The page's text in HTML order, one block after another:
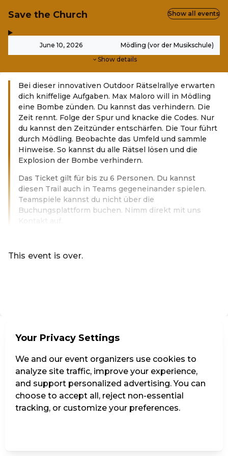
Save the Church
June 10, 2026 Mödling (vor der Musikschule)
Show details
Show all events
Bei dieser innovativen Outdoor Rätselrallye erwarten
dich kniffelige Aufgaben. Max Maloro will in Mödling
eine Bombe zünden. Du kannst das verhindern. Die
Zeit rennt. Folge der Spur und knacke die Codes. Nur
du kannst den Zeitzünder entschärfen. Die Tour führt
durch Mödling. Beobachte das Umfeld und sammle
Hinweise. So kannst du alle Rätsel lösen und die
Explosion der Bombe verhindern.
Das Ticket gilt für bis zu 6 Personen. Du kannst
diesen Trail auch in Teams gegeneinander spielen.
Teamspiele kannst du nicht über die
Buchungsplattform buchen. Nimm direkt mit uns
Kontakt auf.
This event is over.
Your Privacy Settings
We and our event organizers use cookies to
analyze site traffic, improve your experience,
and support personalized advertising. You can
choose to accept all, reject non-essential
tracking, or customize your preferences.